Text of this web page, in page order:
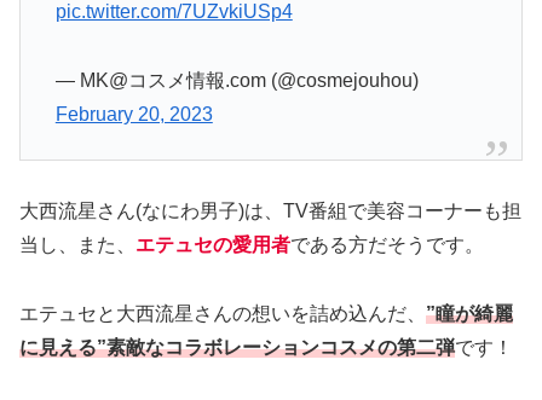
pic.twitter.com/7UZvkiUSp4
— MK@コスメ情報.com (@cosmejouhou)
February 20, 2023
大西流星さん(なにわ男子)は、TV番組で美容コーナーも担
当し、また、 エテュセの愛用者である方だそうです。
エテュセと大西流星さんの想いを詰め込んだ、 ”瞳が綺麗
に見える”素敵なコラボレーションコスメの第二弾です！